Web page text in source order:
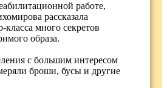
работе,
рассказала
класса много секретов
образа.
с большим интересом
броши, бусы и другие